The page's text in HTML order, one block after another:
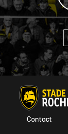
Contact